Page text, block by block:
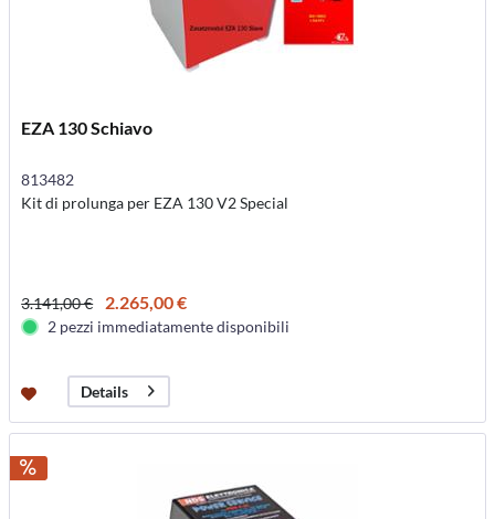
EZA 130 Schiavo
813482
Kit di prolunga per EZA 130 V2 Special
3.141,00 € 2.265,00 €
2 pezzi immediatamente disponibili
Details